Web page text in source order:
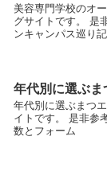
美容専門学校のオ
グサイトです。 是
ンキャンパス巡り
年代別に選ぶま
年代別に選ぶまつ
イトです。 是非参
数とフォーム